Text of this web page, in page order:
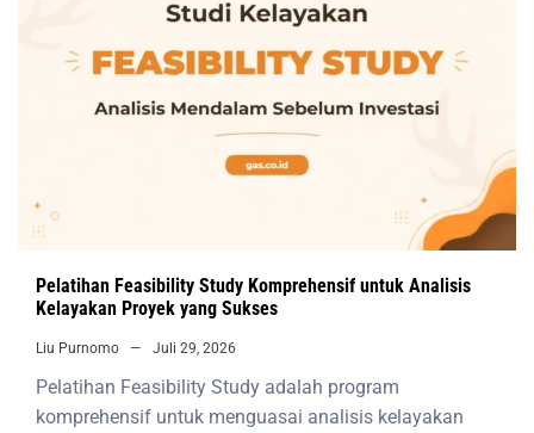
Pelatihan Feasibility Study Komprehensif untuk Analisis
Kelayakan Proyek yang Sukses
Liu Purnomo Juli 29, 2026
Pelatihan Feasibility Study adalah program
komprehensif untuk menguasai analisis kelayakan